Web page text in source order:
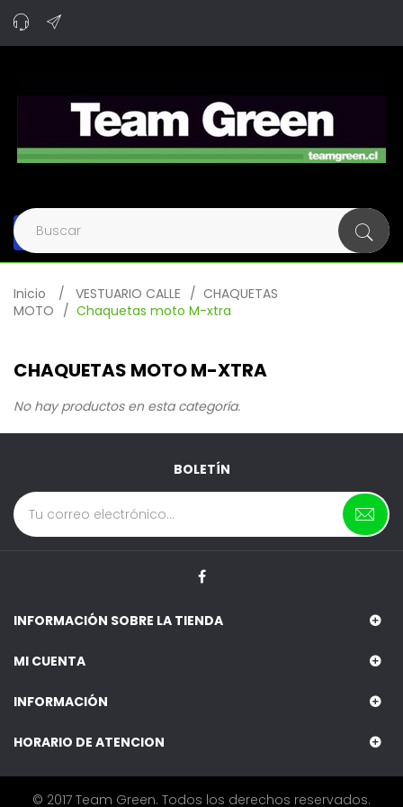
Navegación
de
palanca
Inicio
VESTUARIO CALLE
CHAQUETAS
MOTO
Chaquetas moto M-xtra
CHAQUETAS MOTO M-XTRA
No hay productos en esta categoría.
BOLETÍN
INFORMACIÓN SOBRE LA TIENDA
MI CUENTA
INFORMACIÓN
HORARIO DE ATENCION
© 2017 Team Green. Todos los derechos reservados.